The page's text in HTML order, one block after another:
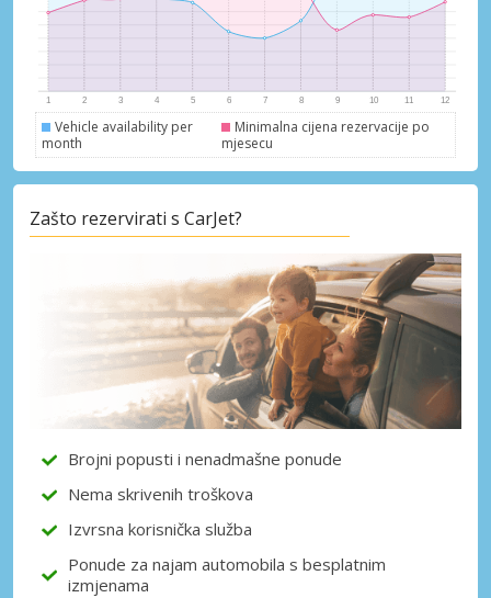
Posebni popusti
Pristupite ekskluzivnim ponudama naših
Vehicle availability per
month
Minimalna cijena rezervacije po
mjesecu
Zašto rezervirati s CarJet?
Brojni popusti i nenadmašne ponude
Nema skrivenih troškova
Izvrsna korisnička služba
Ponude za najam automobila s besplatnim
izmjenama